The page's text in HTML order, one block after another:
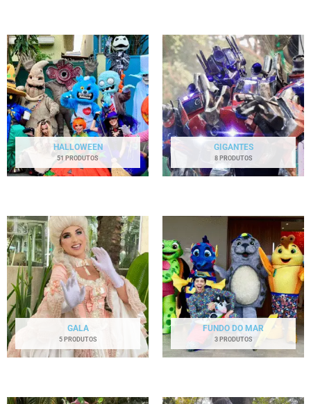
HALLOWEEN
51 PRODUTOS
GIGANTES
8 PRODUTOS
GALA
5 PRODUTOS
FUNDO DO MAR
3 PRODUTOS